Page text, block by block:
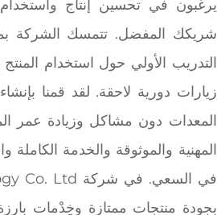
يرغبون في تحسين إنتاج واستخدام
شريكك المفضل. تتمسك الشركة
التدريب الأولي حول استخدام
زيارات دورية لاحقة. لقد قمنا
المعدات دون مشاكل وزيادة عمر
بجودة منتجات ممتازة وخِدْمات